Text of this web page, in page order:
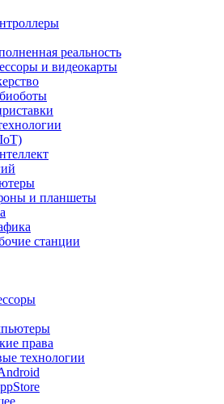
реальность
и видеокарты
и планшеты
станции
права
технологии